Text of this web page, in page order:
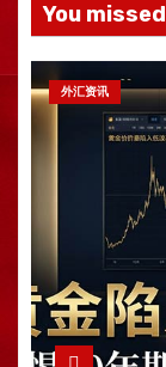
You missed
外汇资讯